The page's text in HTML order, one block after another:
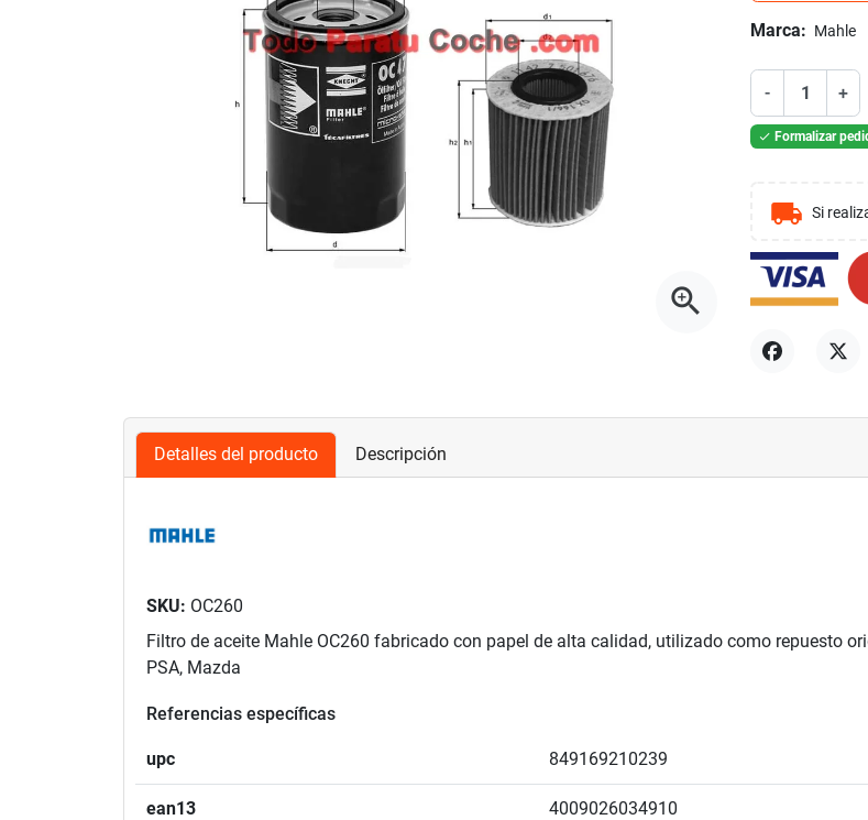
zoom_in
Marca: Mahle
- +
 Formalizar
local_shipping Si
Detalles del producto Descripción
SKU: OC260
Filtro de aceite Mahle OC260 fabricado con papel de alta calidad, utilizado como repuesto
PSA, Mazda
Referencias específicas
upc 849169210239
ean13 4009026034910